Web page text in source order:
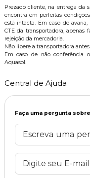
Prezado cliente, na entrega da
encontra em perfeitas
está intacta. Em caso de
CTE da transportadora, apenas
rejeição da mercadoria.
Não libere a transportadora
Em caso de não conferência
Aquasol.
Central de Ajuda
Faça uma pergunta